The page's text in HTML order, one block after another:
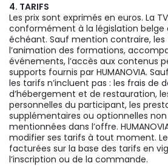
4. TARIFS
Les prix sont exprimés en euros. La
conformément à la législation belge
échéant. Sauf mention contraire,
l’animation des formations,
événements, l’accès aux contenus
supports fournis par HUMANOVIA.
les tarifs n’incluent pas : les frais de
d’hébergement et de restauration,
personnelles du participant, les
supplémentaires ou optionnelles
mentionnées dans l’offre.
modifier ses tarifs à tout moment.
facturées sur la base des tarifs en
l’inscription ou de la commande.